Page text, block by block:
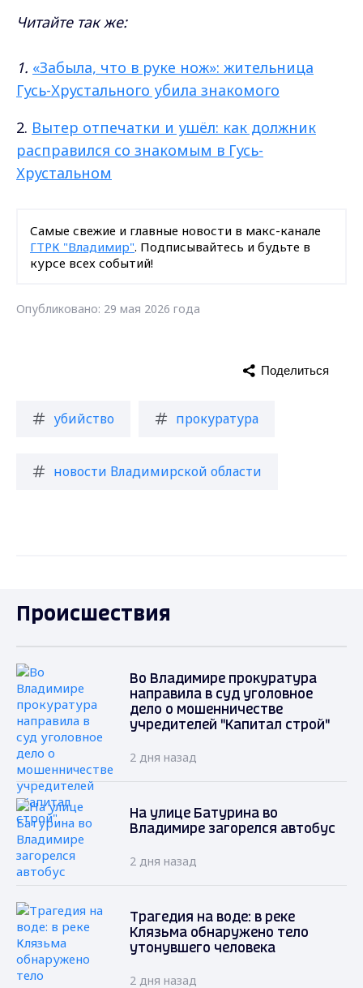
Читайте так же:
1. «Забыла, что в руке нож»: жительница
Гусь-Хрустального убила знакомого
2. Вытер отпечатки и ушёл: как должник
расправился со знакомым в Гусь-
Хрустальном
Самые свежие и главные новости в макс-канале
ГТРК "Владимир". Подписывайтесь и будьте в
курсе всех событий!
Опубликовано: 29 мая 2026 года
убийство прокуратура
новости Владимирской области
Поделиться
Происшествия
Во Владимире прокуратура
направила в суд уголовное
дело о мошенничестве
учредителей "Капитал строй"
2 дня назад
На улице Батурина во
Владимире загорелся автобус
2 дня назад
Трагедия на воде: в реке
Клязьма обнаружено тело
утонувшего человека
2 дня назад